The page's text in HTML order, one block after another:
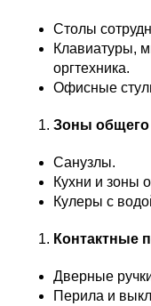
Столы
Клавиатуры,
оргтехника.
Офисные
Зоны общего
Санузлы.
Кухни и зоны
Кулеры с
Контактные
Дверные
Перила и